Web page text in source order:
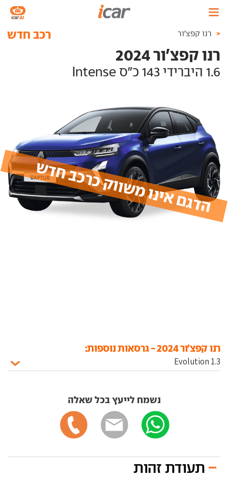
< רנו קפצ'ור
הדגם אינו משווק כרכב חדש
רנו קפצ'ור 2024
רכב חדש
1.6 היברידי 143 כ"ס Intense
רנו קפצ'ור 2024 - גרסאות נוספות:
נשמח לייעץ בכל שאלה
תעודת זהות